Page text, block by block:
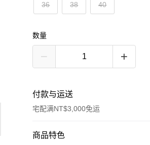
36 38 40
数量
付款与运送
宅配满NT$3,000免运
付款方式
商品特色